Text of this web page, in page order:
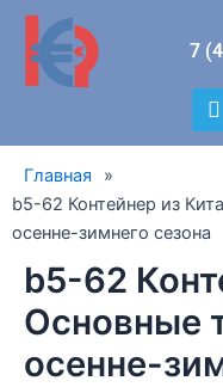
Перейти
содержимому
7
T
e
l
r
Главная
»
b5-62 Контейнер из
осенне-зимнего сезона
b5-62
Основные
осенне-